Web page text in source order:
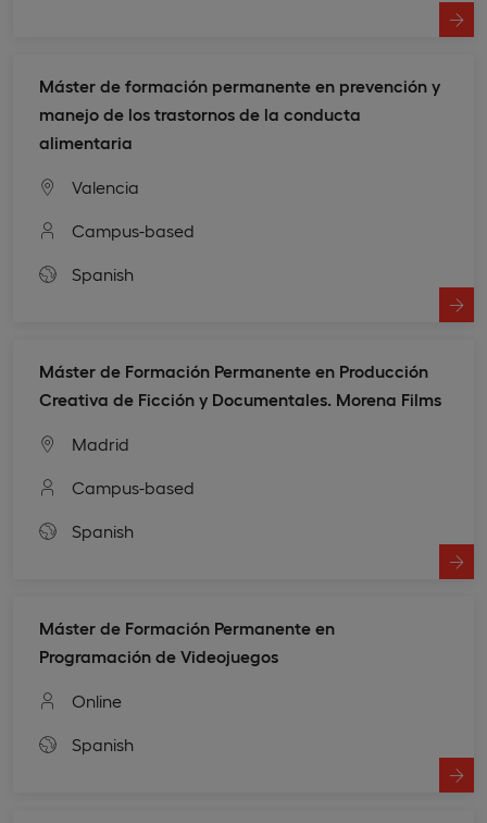
Máster de formación permanente en prevención y
manejo de los trastornos de la conducta
alimentaria
Valencia
Campus-based
Spanish
Máster de Formación Permanente en Producción
Creativa de Ficción y Documentales. Morena Films
Madrid
Campus-based
Spanish
Máster de Formación Permanente en
Programación de Videojuegos
Online
Spanish